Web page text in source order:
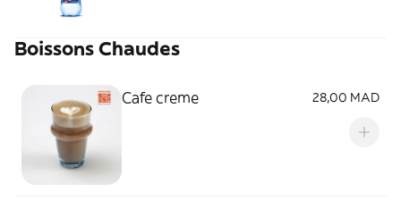
Boissons Chaudes
Cafe creme 28,00 MAD